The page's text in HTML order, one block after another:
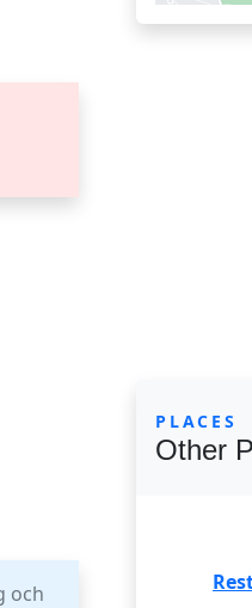
och
PLACES
Other